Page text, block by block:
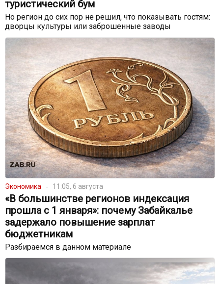
туристический бум
Но регион до сих пор не решил, что показывать гостям:
дворцы культуры или заброшенные заводы
Экономика 11:05, 6 августа
«В большинстве регионов индексация
прошла с 1 января»: почему Забайкалье
задержало повышение зарплат
бюджетникам
Разбираемся в данном материале